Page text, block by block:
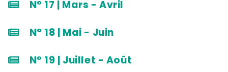
N° 17 | Mars - Avril
N° 18 | Mai - Juin
N° 19 | Juillet - Août